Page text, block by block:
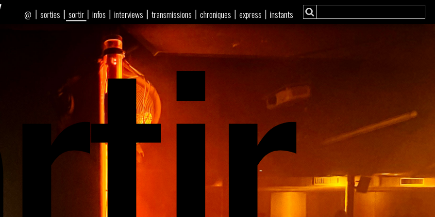
| sorties | sortir | infos | interviews | transmissions | chroniques | express | instants
@